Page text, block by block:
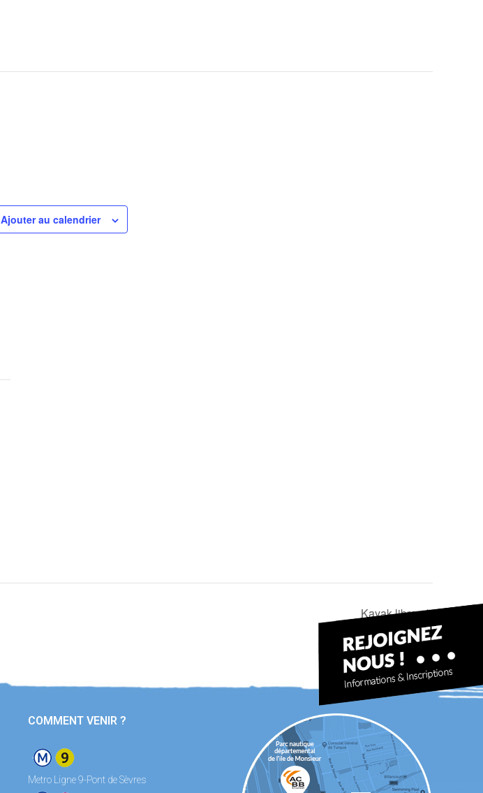
Ajouter au calendrier
Kayak libre
COMMENT VENIR ?
Metro Ligne 9-Pont de Sèvres